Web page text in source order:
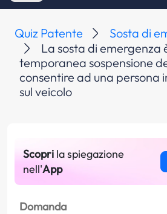
Quiz Patente
Sosta di
La sosta di emergenza
temporanea sospensione
consentire ad una persona
sul veicolo
Scopri la spiegazione
nell'App
Domanda